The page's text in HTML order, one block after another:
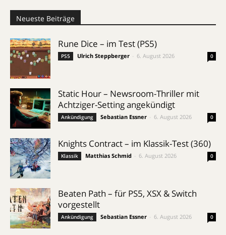
Neueste Beiträge
Rune Dice – im Test (PS5)
PS5 Ulrich Steppberger 6. August 2026 0
Static Hour – Newsroom-Thriller mit
Achtziger-Setting angekündigt
Ankündigung Sebastian Essner 6. August 2026 0
Knights Contract – im Klassik-Test (360)
Klassik Matthias Schmid 6. August 2026 0
Beaten Path – für PS5, XSX & Switch
vorgestellt
Ankündigung Sebastian Essner 6. August 2026 0